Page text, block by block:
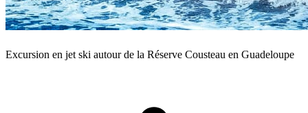
Excursion en jet ski autour de la Réserve Cousteau en Guadeloupe